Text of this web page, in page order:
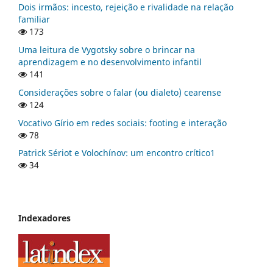
Dois irmãos: incesto, rejeição e rivalidade na relação
familiar
173
Uma leitura de Vygotsky sobre o brincar na
aprendizagem e no desenvolvimento infantil
141
Considerações sobre o falar (ou dialeto) cearense
124
Vocativo Gírio em redes sociais: footing e interação
78
Patrick Sériot e Volochínov: um encontro crítico1
34
Indexadores